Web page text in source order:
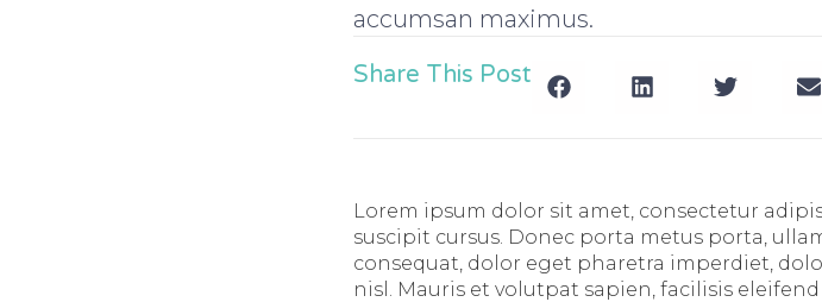
accumsan maximus.
Share This Post
Lorem ipsum dolor sit amet, consectetur
suscipit cursus. Donec porta metus porta,
consequat, dolor eget pharetra imperdiet,
nisl. Mauris et volutpat sapien, facilisis